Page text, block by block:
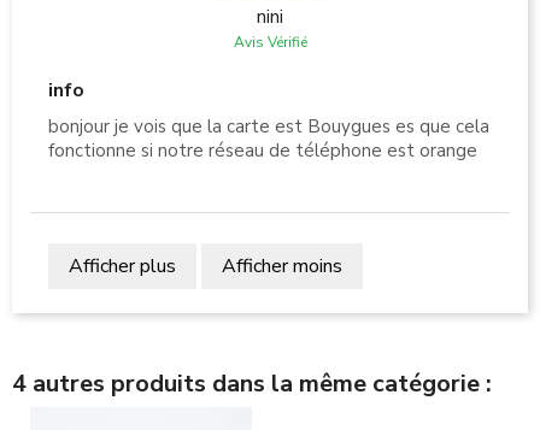
nini
Avis Vérifié
info
bonjour je vois que la carte est Bouygues es que cela
fonctionne si notre réseau de téléphone est orange
Afficher plus Afficher moins
4 autres produits dans la même catégorie :